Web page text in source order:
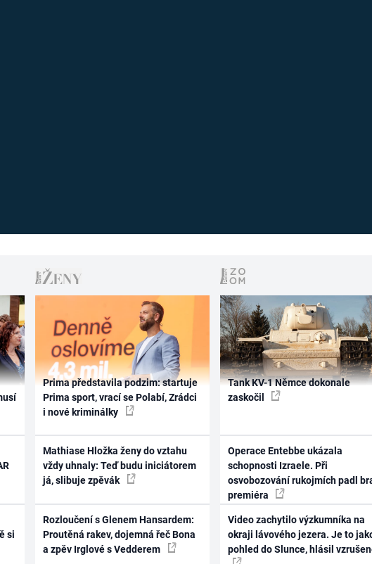
si
Prima představila podzim: startuje
Prima sport, vrací se Polabí, Zrádci
i nové kriminálky
Mathiase Hložka ženy do vztahu
vždy uhnaly: Teď budu iniciátorem
já, slibuje zpěvák
Rozloučení s Glenem Hansardem:
Proutěná rakev, dojemná řeč Bona
a zpěv Irglové s Vedderem
Tank KV-1 Němce dokonale
zaskočil
Operace Entebbe ukázala
schopnosti Izraele. Při
osvobozování rukojmích padl
premiéra
Video zachytilo výzkumníka na
okraji lávového jezera. Je to
pohled do Slunce, hlásil